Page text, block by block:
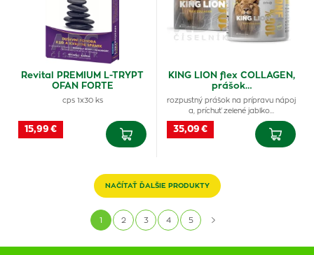
Revital PREMIUM L-TRYPT
OFAN FORTE
cps 1x30 ks
15,99 €
KING LION flex COLLAGEN,
prášok…
rozpustný prášok na prípravu nápoj
a, príchuť zelené jablko…
35,09 €
NAČÍTAŤ ĎALŠIE PRODUKTY
1 2 3 4 5